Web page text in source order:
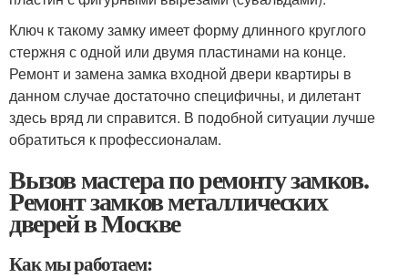
Ключ к такому замку имеет форму длинного круглого
стержня с одной или двумя пластинами на конце.
Ремонт и замена замка входной двери квартиры в
данном случае достаточно специфичны, и дилетант
здесь вряд ли справится. В подобной ситуации лучше
обратиться к профессионалам.
Вызов мастера по ремонту замков.
Ремонт замков металлических
дверей в Москве
Как мы работаем: